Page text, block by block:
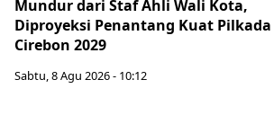
Mundur dari Staf Ahli Wali Kota,
Diproyeksi Penantang Kuat Pilkada
Cirebon 2029
Sabtu, 8 Agu 2026 - 10:12